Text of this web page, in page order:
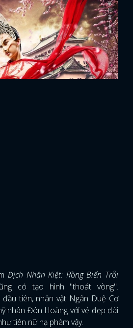
GOOGLE
Địch Nhân Kiệt: Rồng Biển Trỗi
có tạo hình "thoát vòng".
đầu tiên, nhân vật Ngân Duệ Cơ
nhân Đôn Hoàng với vẻ đẹp đài
tiên nữ hạ phàm vậy.